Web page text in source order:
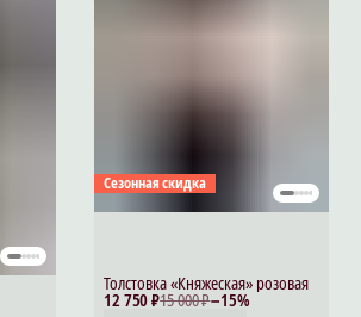
Сезонная скидка
12 750 ₽15 000 ₽−15%
Толстовка «Княжеская» розовая